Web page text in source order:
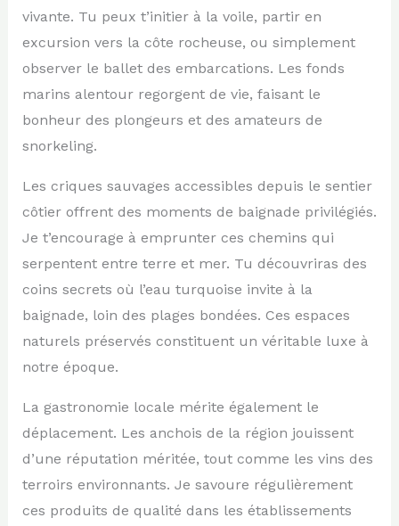
vivante. Tu peux t’initier à la voile, partir en
excursion vers la côte rocheuse, ou simplement
observer le ballet des embarcations. Les fonds
marins alentour regorgent de vie, faisant le
bonheur des plongeurs et des amateurs de
snorkeling.
Les criques sauvages accessibles depuis le sentier
côtier offrent des moments de baignade privilégiés.
Je t’encourage à emprunter ces chemins qui
serpentent entre terre et mer. Tu découvriras des
coins secrets où l’eau turquoise invite à la
baignade, loin des plages bondées. Ces espaces
naturels préservés constituent un véritable luxe à
notre époque.
La gastronomie locale mérite également le
déplacement. Les anchois de la région jouissent
d’une réputation méritée, tout comme les vins des
terroirs environnants. Je savoure régulièrement
ces produits de qualité dans les établissements